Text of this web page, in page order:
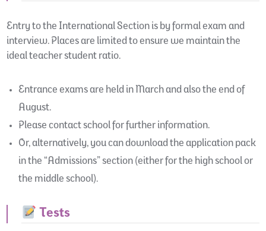
Entry to the International Section is by formal exam and
interview. Places are limited to ensure we maintain the
ideal teacher student ratio.
Entrance exams are held in March and also the end of
August.
Please contact school for further information.
Or, alternatively, you can download the application pack
in the “Admissions” section (either for the high school or
the middle school).
Tests